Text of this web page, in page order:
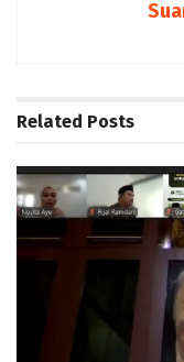
Related Posts